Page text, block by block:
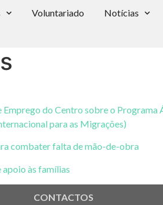
Voluntariado Notícias
do Centro sobre o
para as Migrações)
combater falta de mão-de-obra
apoio às famílias
CONTACTOS